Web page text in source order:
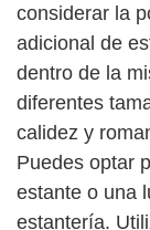
considerar la
adicional de
dentro de la
diferentes
calidez y
Puedes optar
estante o una
estantería.